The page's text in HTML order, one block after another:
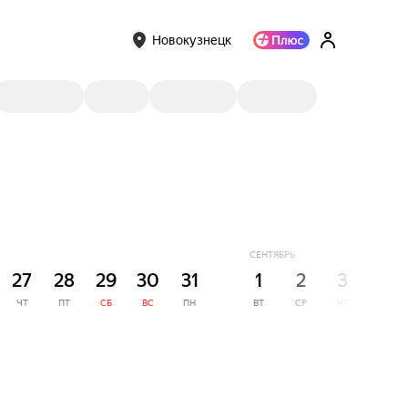
Новокузнецк
27
ЧТ
28
ПТ
29
СБ
30
ВС
31
ПН
СЕНТЯБРЬ
1
ВТ
2
СР
3